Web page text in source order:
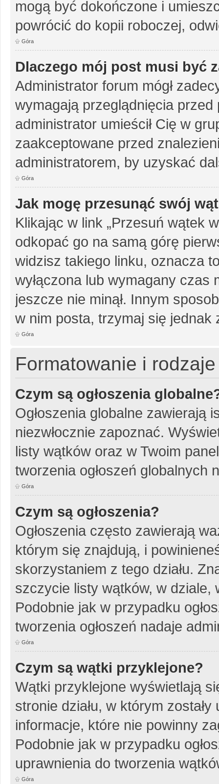
mogą być dokończone i
powrócić do kopii roboczej,
Góra
Dlaczego mój post musi być
Administrator forum mógł
wymagają przeglądnięcia
administrator umieścił Cię w
zaakceptowane przed
administratorem, by uzyskać
Góra
Jak mogę przesunąć swój
Klikając w link „Przesuń wątek
odkopać go na samą górę
widzisz takiego linku, oznacza
wyłączona lub wymagany
jeszcze nie minął. Innym
w nim posta, trzymaj się jednak
Góra
Formatowanie i
Czym są ogłoszenia
Ogłoszenia globalne zawierają
niezwłocznie zapoznać.
listy wątków oraz w Twoim
tworzenia ogłoszeń globalnych
Góra
Czym są ogłoszenia?
Ogłoszenia często zawierają
którym się znajdują, i
skorzystaniem z tego działu.
szczycie listy wątków, w dziale,
Podobnie jak w przypadku
tworzenia ogłoszeń nadaje
Góra
Czym są wątki przyklejone?
Wątki przyklejone wyświetlają
stronie działu, w którym
informacje, które nie powinny
Podobnie jak w przypadku
uprawnienia do tworzenia
Góra